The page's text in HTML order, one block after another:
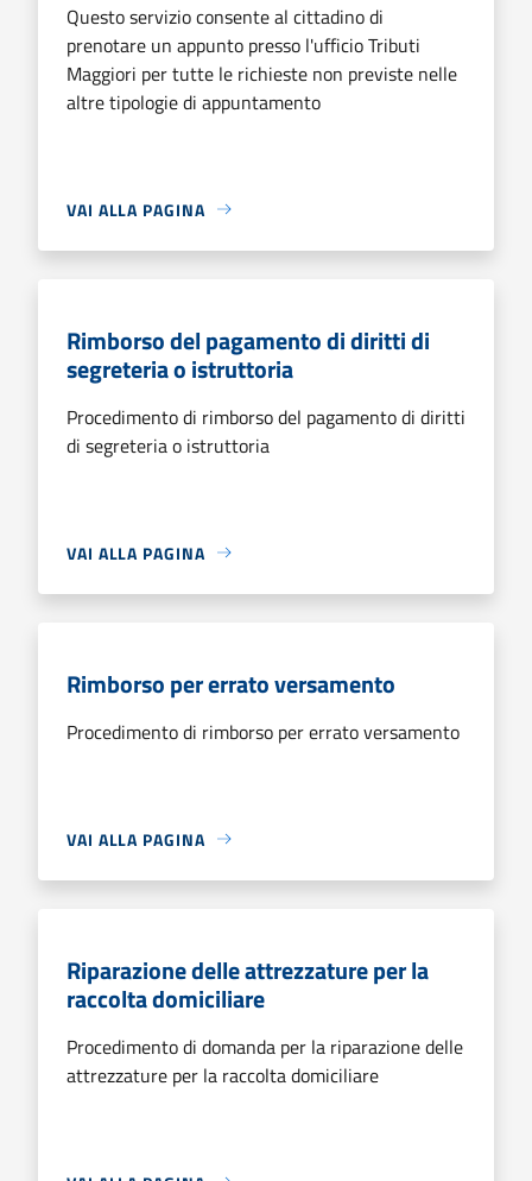
Questo servizio consente al cittadino di
prenotare un appunto presso l'ufficio Tributi
Maggiori per tutte le richieste non previste nelle
altre tipologie di appuntamento
VAI ALLA PAGINA
Rimborso del pagamento di diritti di
segreteria o istruttoria
Procedimento di rimborso del pagamento di diritti
di segreteria o istruttoria
VAI ALLA PAGINA
Rimborso per errato versamento
Procedimento di rimborso per errato versamento
VAI ALLA PAGINA
Riparazione delle attrezzature per la
raccolta domiciliare
Procedimento di domanda per la riparazione delle
attrezzature per la raccolta domiciliare